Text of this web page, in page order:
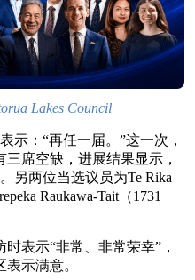
Lakes Council
示：“再任一届。”这一次，
席空缺，进展结果显示，
另两位当选议员为Te Rika
Raukawa-Tait（1731
表示“非常、非常荣幸”，
示满意。